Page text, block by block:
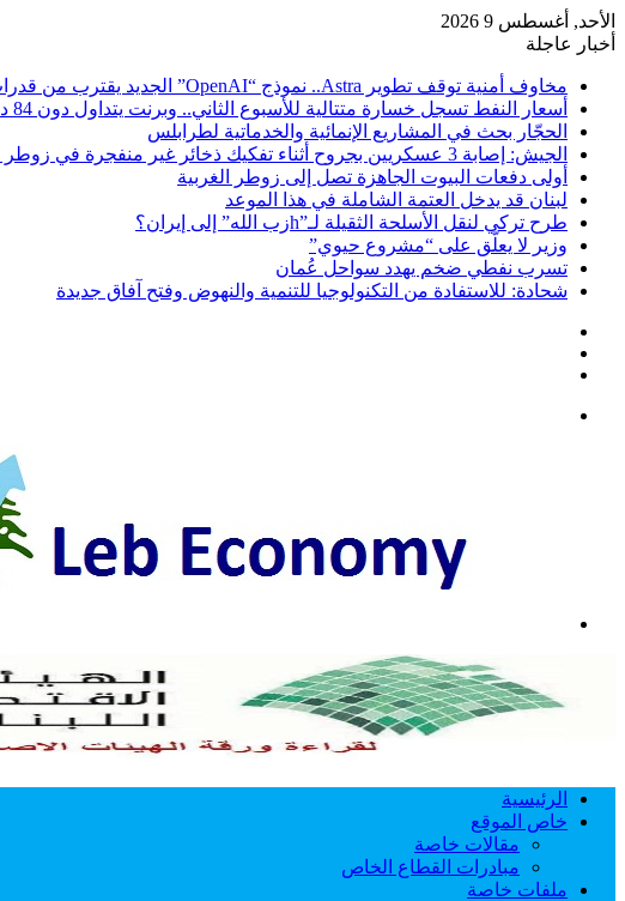
الأحد, أغسطس 9 2026
أخبار عاجلة
مخاوف أمنية توقف تطوير Astra.. نموذج “OpenAI” الجديد يقترب من قدرات خطيرة
أسعار النفط تسجل خسارة متتالية للأسبوع الثاني.. وبرنت يتداول دون 84 دولاراً
الحجّار بحث في المشاريع الإنمائية والخدماتية لطرابلس
الجيش: إصابة 3 عسكريين بجروح أثناء تفكيك ذخائر غير منفجرة في زوطر الغربية
أولى دفعات البيوت الجاهزة تصل إلى زوطر الغربية
لبنان قد يدخل العتمة الشاملة في هذا الموعد
طرح تركي لنقل الأسلحة الثقيلة لـ”hزب الله” إلى إيران؟
وزير لا يعلّق على “مشروع حيوي”
تسرب نفطي ضخم يهدد سواحل عُمان
شحادة: للاستفادة من التكنولوجيا للتنمية والنهوض وفتح آفاق جديدة
الرئيسية
خاص الموقع
مقالات خاصة
مبادرات القطاع الخاص
ملفات خاصة